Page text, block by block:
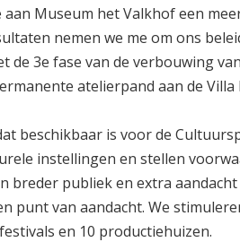
Museum het Valkhof een
nemen we me om ons
de 3e fase van de verbouwing
atelierpand aan de
beschikbaar is voor de
instellingen en stellen
breder publiek en extra
punt van aandacht. We
en 10 productiehuizen.